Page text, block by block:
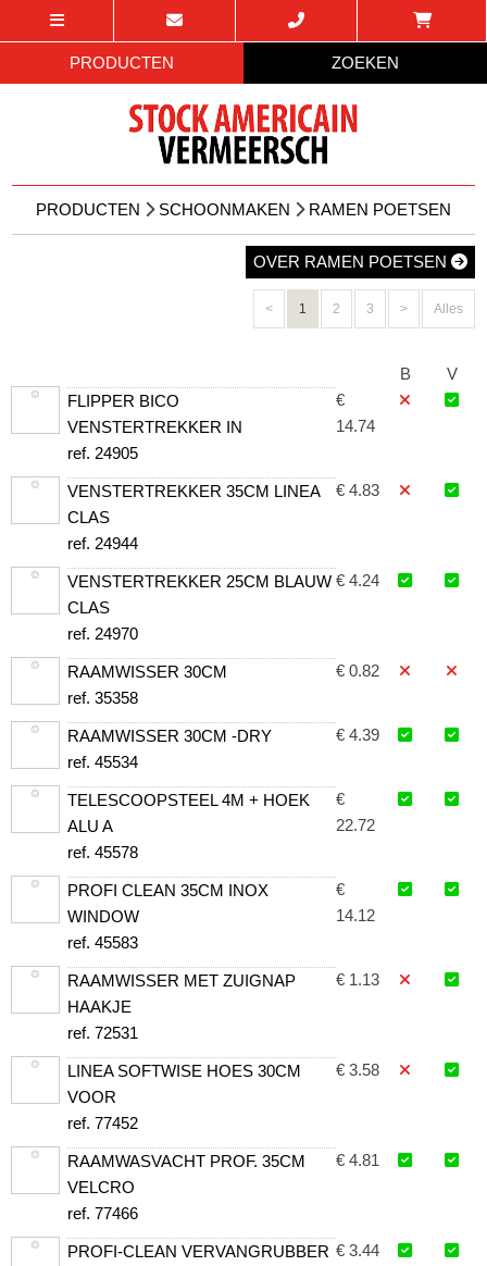
PRODUCTEN ZOEKEN
PRODUCTEN SCHOONMAKEN RAMEN POETSEN
OVER RAMEN POETSEN
< 1 2 3 > Alles
V
B
FLIPPER BICO
VENSTERTREKKER IN
ref. 24905
€
14.74
VENSTERTREKKER 35CM LINEA
CLAS
ref. 24944
€ 4.83
VENSTERTREKKER 25CM BLAUW
CLAS
ref. 24970
€ 4.24
RAAMWISSER 30CM
ref. 35358
€ 0.82
RAAMWISSER 30CM -DRY
ref. 45534
€ 4.39
TELESCOOPSTEEL 4M + HOEK
ALU A
ref. 45578
€
22.72
PROFI CLEAN 35CM INOX
WINDOW
ref. 45583
€
14.12
RAAMWISSER MET ZUIGNAP
HAAKJE
ref. 72531
€ 1.13
LINEA SOFTWISE HOES 30CM
VOOR
ref. 77452
€ 3.58
RAAMWASVACHT PROF. 35CM
VELCRO
ref. 77466
€ 4.81
PROFI-CLEAN VERVANGRUBBER € 3.44